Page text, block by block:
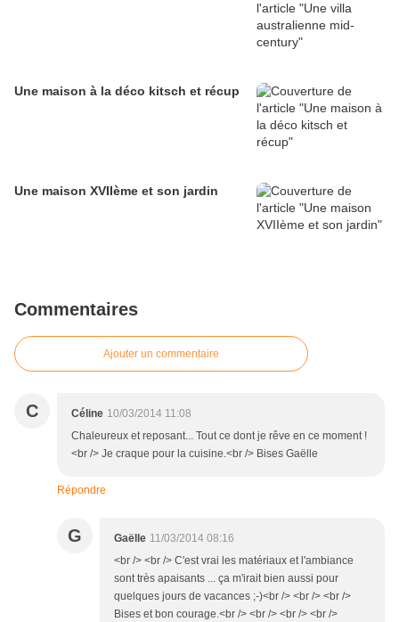
Une maison à la déco kitsch et récup
Une maison XVIIème et son jardin
Commentaires
Ajouter un commentaire
C Céline 10/03/2014 11:08
Chaleureux et reposant... Tout ce dont je rêve en ce moment !
<br /> Je craque pour la cuisine.<br /> Bises Gaëlle
Répondre
G Gaëlle 11/03/2014 08:16
<br /> <br /> C'est vrai les matériaux et l'ambiance
sont très apaisants ... ça m'irait bien aussi pour
quelques jours de vacances ;-)<br /> <br /> <br />
Bises et bon courage.<br /> <br /> <br /> <br />